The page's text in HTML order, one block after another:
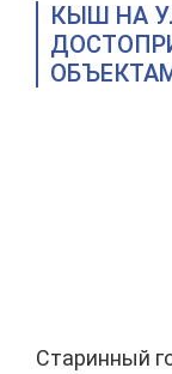
КЫШ НА
Старинный